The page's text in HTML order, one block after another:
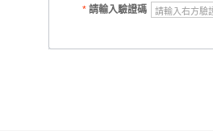
* 請輸入驗證碼